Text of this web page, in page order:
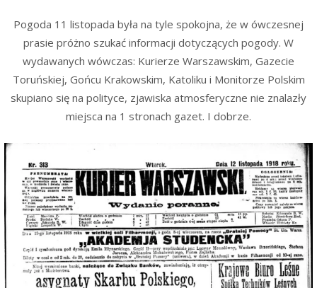
Pogoda 11 listopada była na tyle spokojna, że w ówczesnej
prasie próżno szukać informacji dotyczących pogody. W
wydawanych wówczas: Kurierze Warszawskim, Gazecie
Toruńskiej, Gońcu Krakowskim, Katoliku i Monitorze Polskim
skupiano się na polityce, zjawiska atmosferyczne nie znalazły
miejsca na 1 stronach gazet. I dobrze.